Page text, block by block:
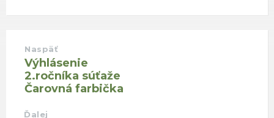
Naspäť
Výhlásenie
2.ročníka súťaže
Čarovná farbička
Ďalej